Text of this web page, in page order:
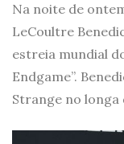
Na noite de
LeCoultre
estreia mundial
Endgame”.
Strange no longa